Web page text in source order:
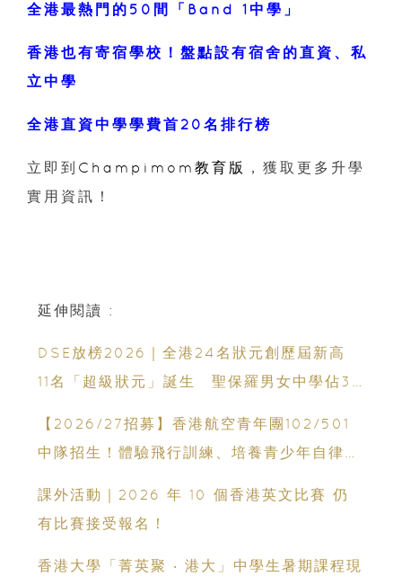
全港最熱門的50間「Band 1中學」
香港也有寄宿學校！盤點設有宿舍的直資、私
立中學
全港直資中學學費首20名排行榜
立即到 Champimom教育版
，獲取更多升學
實用資訊！
延伸閱讀 :
DSE放榜2026｜全港24名狀元創歷屆新高
11名「超級狀元」誕生 聖保羅男女中學佔3
【2026/27招募】香港航空青年團102/501
中隊招生！體驗飛行訓練、培養青少年自律與
課外活動｜2026 年 10 個香港英文比賽 仍
有比賽接受報名！
香港大學「菁英聚 ‧ 港大」中學生暑期課程現